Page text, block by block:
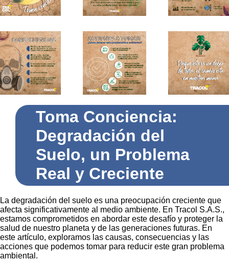
Toma Conciencia:
Degradación del
Suelo, un Problema
Real y Creciente
La degradación del suelo es una preocupación creciente que
afecta significativamente al medio ambiente. En Tracol S.A.S.,
estamos comprometidos en abordar este desafío y proteger la
salud de nuestro planeta y de las generaciones futuras. En
este artículo, exploramos las causas, consecuencias y las
acciones que podemos tomar para reducir este gran problema
ambiental.